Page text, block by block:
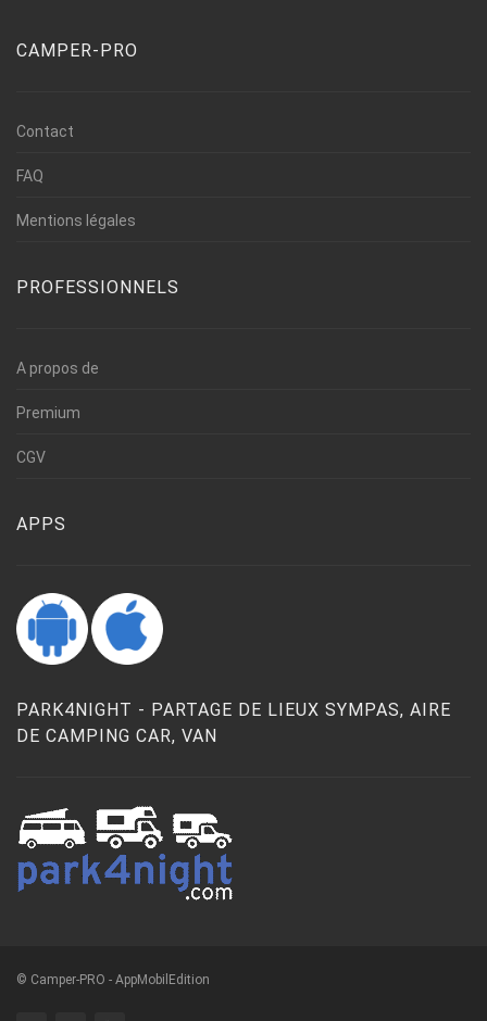
CAMPER-PRO
Contact
FAQ
Mentions légales
PROFESSIONNELS
A propos de
Premium
CGV
APPS
PARK4NIGHT - PARTAGE DE LIEUX SYMPAS, AIRE
DE CAMPING CAR, VAN
© Camper-PRO - AppMobilEdition